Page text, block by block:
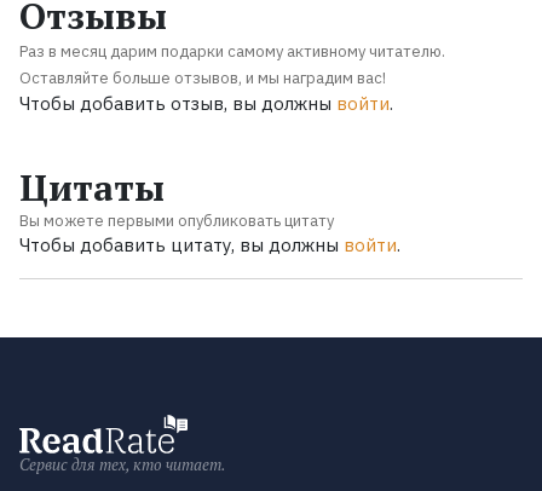
Отзывы
Раз в месяц дарим подарки самому активному читателю.
Оставляйте больше отзывов, и мы наградим вас!
Чтобы добавить отзыв, вы должны войти.
Цитаты
Вы можете первыми опубликовать цитату
Чтобы добавить цитату, вы должны войти.
Сервис для тех, кто читает.